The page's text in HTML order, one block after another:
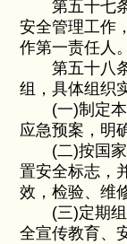
第五十七条
安全管理工作
作第一责任人。
第五十八条
组，具体组织
(一)制定本
应急预案，明
(二)按国家
置安全标志，
效，检验、维
(三)定期组
全宣传教育、